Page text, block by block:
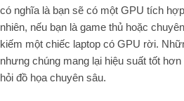
có nghĩa là bạn sẽ có một GPU tích
nhiên, nếu bạn là game thủ hoặc
kiếm một chiếc laptop có GPU rời.
nhưng chúng mang lại hiệu suất tốt
hỏi đồ họa chuyên sâu.